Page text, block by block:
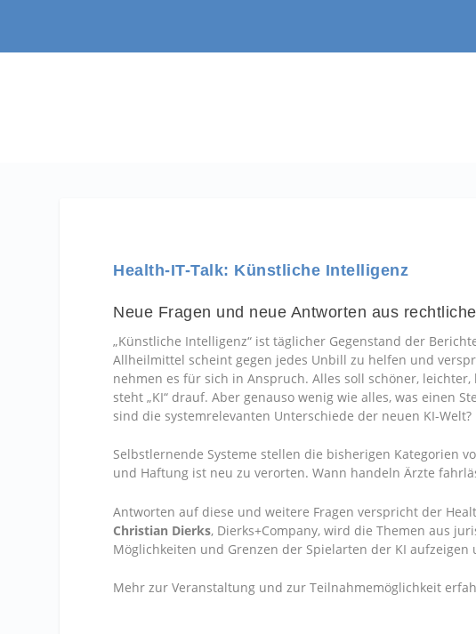
Health-IT-Talk: Künstliche Intelligenz
Neue Fragen und neue Antworten aus
„Künstliche Intelligenz“ ist täglicher Gegenstand der
Allheilmittel scheint gegen jedes Unbill zu helfen und
nehmen es für sich in Anspruch. Alles soll schöner,
steht „KI“ drauf. Aber genauso wenig wie alles, was einen
sind die systemrelevanten Unterschiede der neuen KI-Welt?
Selbstlernende Systeme stellen die bisherigen Kategorien
und Haftung ist neu zu verorten. Wann handeln Ärzte
Antworten auf diese und weitere Fragen verspricht der
Christian Dierks, Dierks+Company, wird die Themen aus
Möglichkeiten und Grenzen der Spielarten der KI
Mehr zur Veranstaltung und zur Teilnahmemöglichkeit